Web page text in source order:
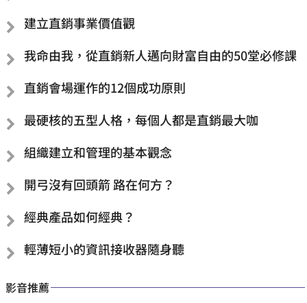
建立直銷事業價值觀
我命由我，從直銷新人邁向財富自由的50堂必修課
直銷會場運作的12個成功原則
最硬核的五型人格，每個人都是直銷最大咖
組織建立和管理的基本觀念
開弓沒有回頭箭 路在何方？
經典產品如何經典？
輕薄短小的資訊接收器隨身聽
影音推薦